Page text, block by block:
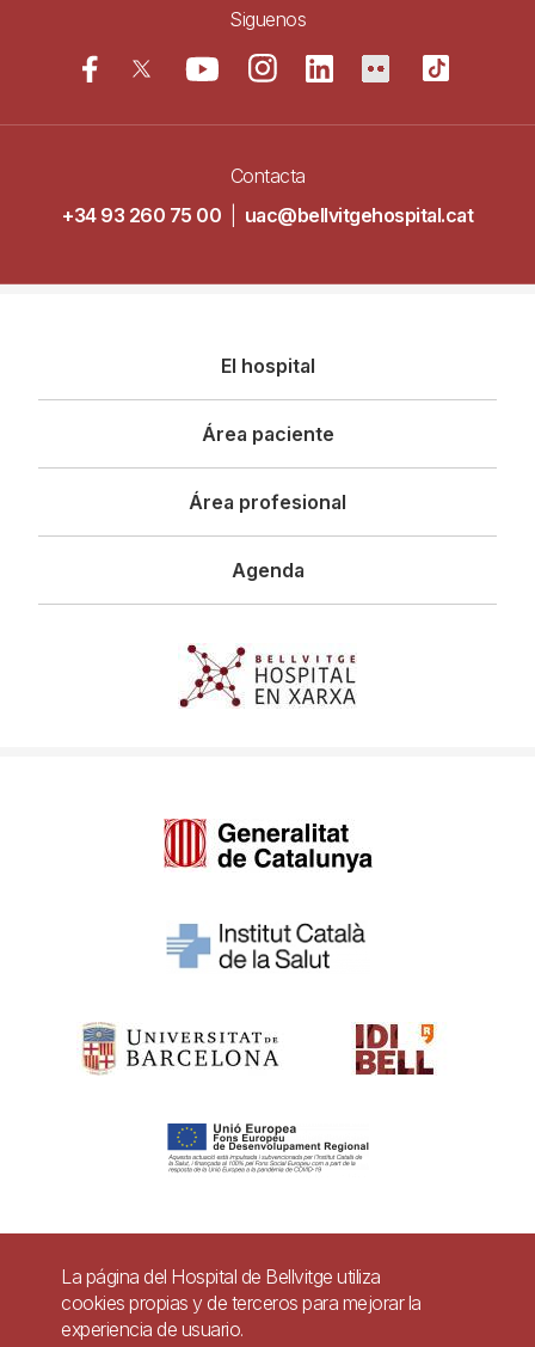
Siguenos
Contacta
+34 93 260 75 00
uac@bellvitgehospital.cat
principal
El hospital
Área paciente
Área profesional
Agenda
Pie
Contacto
Accesibilidad
La página del Hospital de Bellvitge utiliza
cookies propias y de terceros para mejorar la
experiencia de usuario.